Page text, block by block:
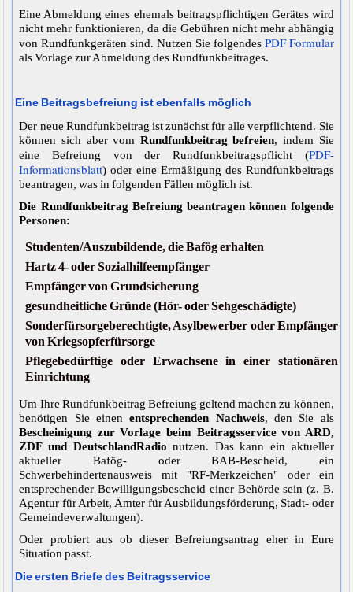
Eine Abmeldung eines ehemals beitragspflichtigen Gerätes wird
nicht mehr funktionieren, da die Gebühren nicht mehr abhängig
von Rundfunkgeräten sind. Nutzen Sie folgendesPDF Formular
als Vorlage zur Abmeldung des Rundfunkbeitrages.
Eine Beitragsbefreiung ist ebenfalls möglich
Der neue Rundfunkbeitrag ist zunächst für alle verpflichtend. Sie
können sich aber vom Rundfunkbeitrag befreien, indem Sie
eine Befreiung von der Rundfunkbeitragspflicht (PDF-
Informationsblatt) oder eine Ermäßigung des Rundfunkbeitrags
beantragen, was in folgenden Fällen möglich ist.
Die Rundfunkbeitrag Befreiung beantragen können folgende
Personen:
Studenten/Auszubildende, die Bafög erhalten
Hartz 4- oder Sozialhilfeempfänger
Empfänger von Grundsicherung
gesundheitliche Gründe (Hör- oder Sehgeschädigte)
Sonderfürsorgeberechtigte, Asylbewerber oder Empfänger
von Kriegsopferfürsorge
Pflegebedürftige oder Erwachsene in einer stationären
Einrichtung
Um Ihre Rundfunkbeitrag Befreiung geltend machen zu können,
benötigen Sie einenentsprechenden Nachweis, den Sie als
Bescheinigung zur Vorlage beim Beitragsservice von ARD,
ZDF und DeutschlandRadio nutzen. Das kann ein aktueller
aktueller Bafög- oder BAB-Bescheid, ein
Schwerbehindertenausweis mit "RF-Merkzeichen" oder ein
entsprechender Bewilligungsbescheid einer Behörde sein (z. B.
Agentur für Arbeit, Ämter für Ausbildungsförderung, Stadt- oder
Gemeindeverwaltungen).
Oder probiert aus ob dieser Befreiungsantrag eher in Eure
Situation passt.
Die ersten Briefe des Beitragsservice